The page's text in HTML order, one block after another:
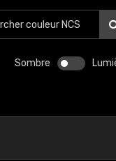
Sombre